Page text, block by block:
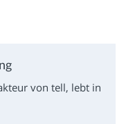
von tell, lebt in